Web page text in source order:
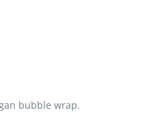
bubble wrap.